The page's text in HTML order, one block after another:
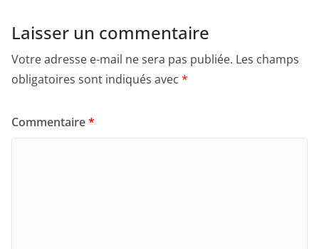
Laisser un commentaire
Votre adresse e-mail ne sera pas publiée. Les champs
obligatoires sont indiqués avec *
Commentaire*